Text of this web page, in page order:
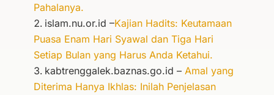
Pahalanya.
islam.nu.or.id –Kajian Hadits: Keutamaan
Puasa Enam Hari Syawal dan Tiga Hari
Setiap Bulan yang Harus Anda Ketahui.
kabtrenggalek.baznas.go.id – Amal yang
Diterima Hanya Ikhlas: Inilah Penjelasan